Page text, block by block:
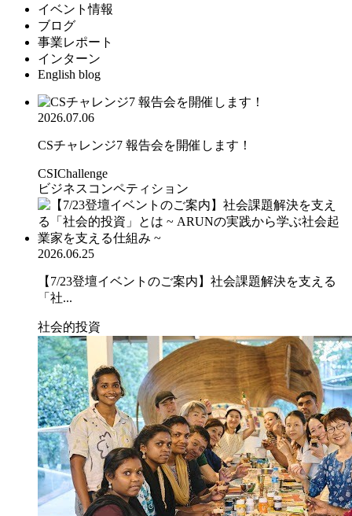
イベント情報
ブログ
事業レポート
インターン
English blog
2026.07.06
CSチャレンジ7 報告会を開催します！
CSIChallenge
ビジネスコンペティション
2026.06.25
【7/23登壇イベントのご案内】社会課題解決を支える
「社...
社会的投資